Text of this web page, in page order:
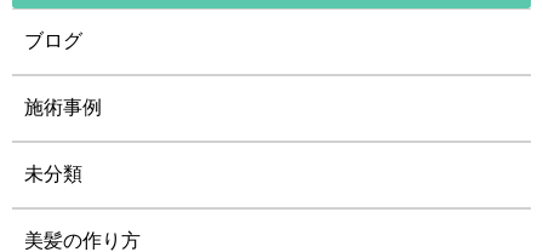
ブログ
施術事例
未分類
美髪の作り方